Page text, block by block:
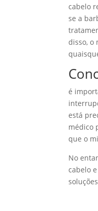
cabelo
se a
disso, o
é
está
médico
que o
No
cabelo